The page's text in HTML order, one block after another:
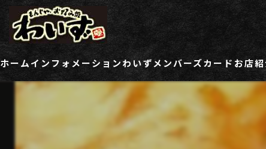
ホームインフォメーションわいずメンバーズカード
ご登録情報変更フォーム
お店
わい